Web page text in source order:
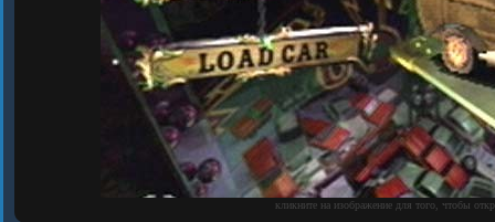
кликните на изображение для того, чтобы